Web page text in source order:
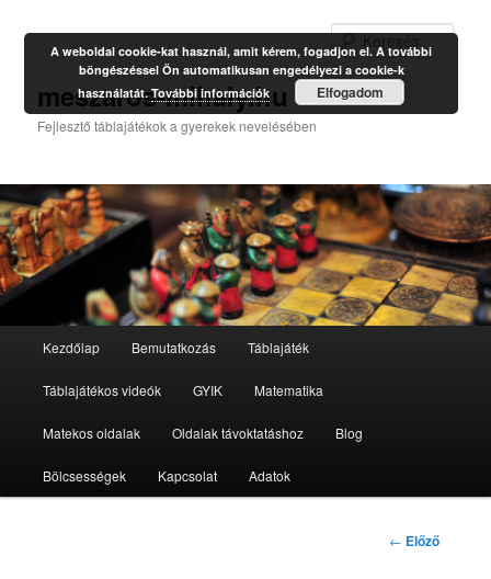
meszaros-mihaly.hu
Fejlesztő táblajátékok a gyerekek nevelésében
Tovább
az
elsődleges
tartalomra
Kezdőlap Bemutatkozás Táblajáték
Táblajátékos videók GYIK Matematika
Matekos oldalak Oldalak távoktatáshoz Blog
Bölcsességek Kapcsolat Adatok
Bejegyzés
← Előző
A weboldal cookie-kat használ, amit kérem, fogadjon el. A további
böngészéssel Ön automatikusan engedélyezi a cookie-k
használatát.További információk Elfogadom